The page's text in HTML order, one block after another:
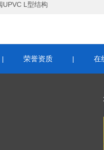
L型结构
荣誉资质 | 在